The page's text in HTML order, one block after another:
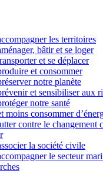
les territoires
bâtir et se loger
et se déplacer
et consommer
notre planète
et sensibiliser aux
notre santé
moins consommer
contre le changement
la société civile
le secteur